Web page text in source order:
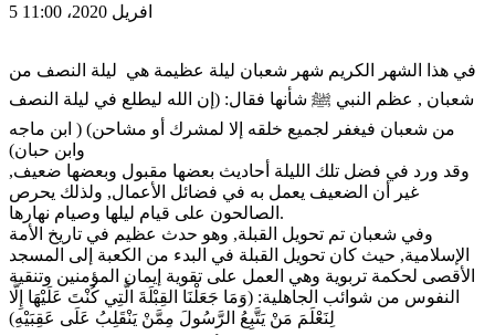
5 افريل 2020، 11:00
في هذا الشهر الكريم شهر شعبان ليلة عظيمة هي ليلة النصف من
شعبان‏ ,‏ عظم النبي ﷺ شأنها فقال‏:‏ (إن الله ليطلع في ليلة النصف
من شعبان فيغفر لجميع خلقه إلا لمشرك أو مشاحن) ‏( ابن ماجه‏
وابن حبان)
وقد ورد في فضل تلك الليلة أحاديث بعضها مقبول وبعضها ضعيف‏,‏
غير أن الضعيف يعمل به في فضائل الأعمال‏,‏ ولذلك يحرص
الصالحون على قيام ليلها وصيام نهارها‏.
وفي شعبان تم تحويل القبلة‏,‏ وهو حدث عظيم في تاريخ الأمة
الإسلامية‏,‏ حيث كان تحويل القبلة في البدء من الكعبة إلى المسجد
الأقصى لحكمة تربوية وهي العمل على تقوية إيمان المؤمنين وتنقية
النفوس من شوائب الجاهلية‏: (وَمَا جَعَلْنَا القِبْلَةَ الَّتِي كُنْتَ عَلَيْهَا إِلَّا
لِنَعْلَمَ مَنْ يَتَّبِعُ الرَّسُولَ مِمَّنْ يَنْقَلِبُ عَلَى عَقِبَيْهِ)